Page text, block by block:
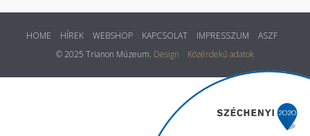
HOME HÍREK WEBSHOP KAPCSOLAT IMPRESSZUM
ASZF
© 2025 Trianon Múzeum. Design Közérdekű adatok